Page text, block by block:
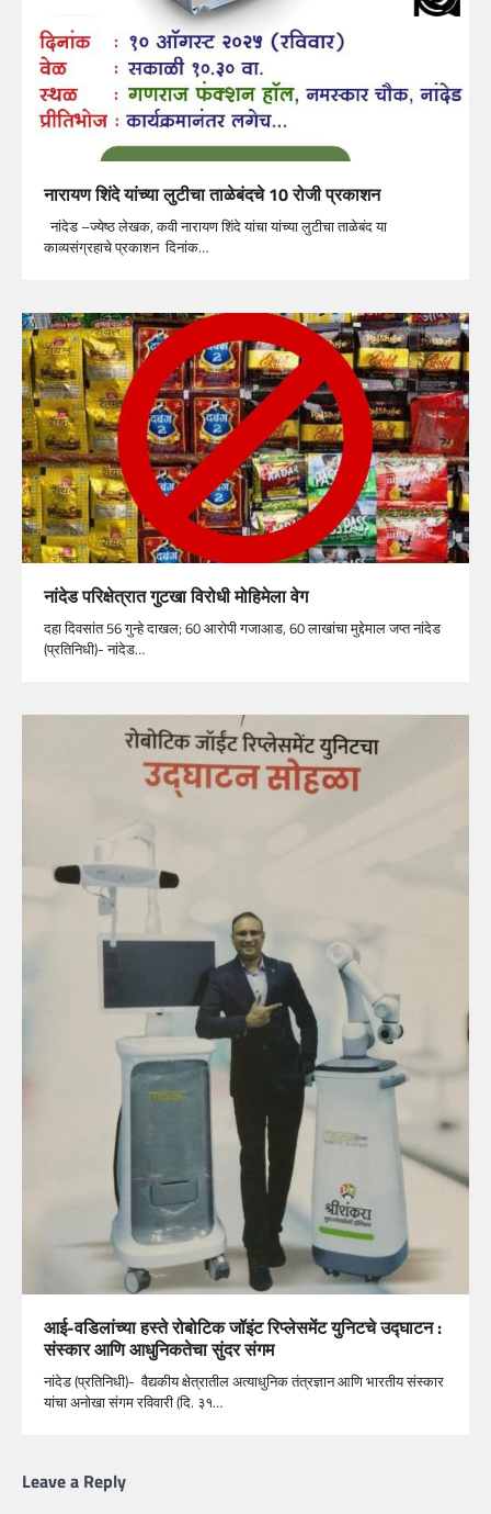
नारायण शिंदे यांच्या लुटीचा ताळेबंदचे 10 रोजी प्रकाशन
नांदेड –ज्येष्ठ लेखक, कवी नारायण शिंदे यांचा यांच्या लुटीचा ताळेबंद या
काव्यसंग्रहाचे प्रकाशन दिनांक…
नांदेड परिक्षेत्रात गुटखा विरोधी मोहिमेला वेग
दहा दिवसांत 56 गुन्हे दाखल; 60 आरोपी गजाआड, 60 लाखांचा मुद्देमाल जप्त नांदेड
(प्रतिनिधी)- नांदेड…
आई-वडिलांच्या हस्ते रोबोटिक जॉइंट रिप्लेसमेंट युनिटचे उद्घाटन :
संस्कार आणि आधुनिकतेचा सुंदर संगम
नांदेड (प्रतिनिधी)- वैद्यकीय क्षेत्रातील अत्याधुनिक तंत्रज्ञान आणि भारतीय संस्कार
यांचा अनोखा संगम रविवारी (दि. ३१…
Leave a Reply